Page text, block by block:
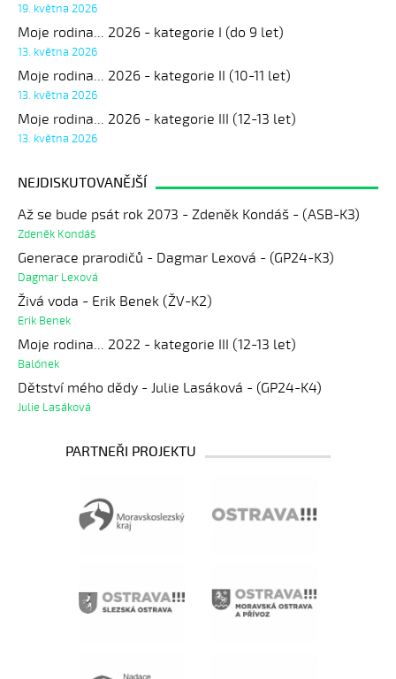
19. května 2026
Moje rodina... 2026 - kategorie I (do 9 let)
13. května 2026
Moje rodina... 2026 - kategorie II (10-11 let)
13. května 2026
Moje rodina... 2026 - kategorie III (12-13 let)
13. května 2026
NEJDISKUTOVANĚJŠÍ
Až se bude psát rok 2073 - Zdeněk Kondáš - (ASB-K3)
Zdeněk Kondáš
Generace prarodičů - Dagmar Lexová - (GP24-K3)
Dagmar Lexová
Živá voda - Erik Benek (ŽV-K2)
Erik Benek
Moje rodina... 2022 - kategorie III (12-13 let)
Balónek
Dětství mého dědy - Julie Lasáková - (GP24-K4)
Julie Lasáková
PARTNEŘI PROJEKTU